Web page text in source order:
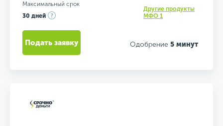
Максимальный срок
30 дней
Другие продукты
МФО 1
Одобрение 5 минут
Подать заявку